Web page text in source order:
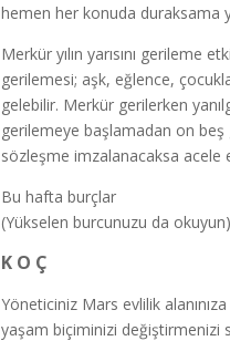
hemen her konuda duraksama
Merkür yılın yarısını gerileme
gerilemesi; aşk, eğlence,
gelebilir. Merkür gerilerken
gerilemeye başlamadan on beş
sözleşme imzalanacaksa acele
Bu hafta burçlar
(Yükselen burcunuzu da
K O Ç
Yöneticiniz Mars evlilik
yaşam biçiminizi değiştirmenizi